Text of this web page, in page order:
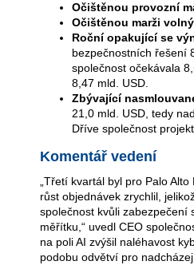
Očištěnou provozní
Očištěnou marži
Roční opakující se
bezpečnostních řešení
společnost očekávala
8,47 mld. USD.
Zbývající
21,0 mld. USD, tedy
Dříve společnost
Komentář vedení
„Třetí kvartál byl pro Palo
růst objednávek zrychlil,
společnost kvůli zabezpečení
měřítku,“ uvedl CEO
na poli AI zvýšil naléhavost
podobu odvětví pro